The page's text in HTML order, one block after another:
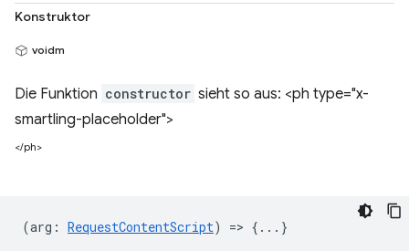
Konstruktor
voidm
Die Funktion constructor sieht so aus: <ph type="x-
smartling-placeholder">
</ph>
(arg : RequestContentScript) => {...}